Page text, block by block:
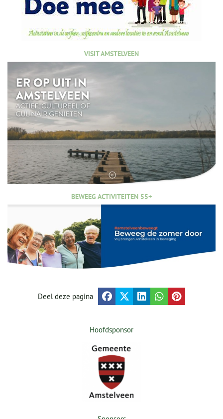
VISIT AMSTELVEEN
BEWEEG ACTIVITEITEN 55+
Deel deze pagina
Hoofdsponsor